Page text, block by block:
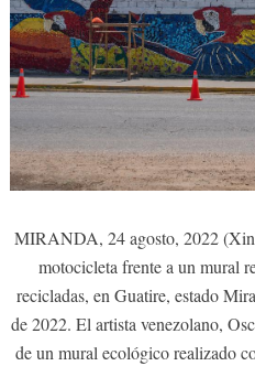
MIRANDA, 24 agosto, 2022
motocicleta frente a un mural
recicladas, en Guatire, estado
de 2022. El artista venezolano,
de un mural ecológico realizado